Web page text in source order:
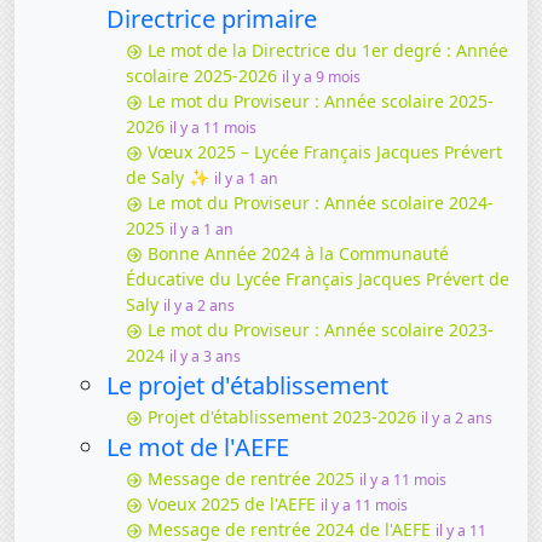
Directrice primaire
Le mot de la Directrice du 1er degré : Année
scolaire 2025-2026 il y a 9 mois
Le mot du Proviseur : Année scolaire 2025-
2026 il y a 11 mois
Vœux 2025 – Lycée Français Jacques Prévert
de Saly ✨ il y a 1 an
Le mot du Proviseur : Année scolaire 2024-
2025 il y a 1 an
Bonne Année 2024 à la Communauté
Éducative du Lycée Français Jacques Prévert de
Saly il y a 2 ans
Le mot du Proviseur : Année scolaire 2023-
2024 il y a 3 ans
Le projet d'établissement
Projet d'établissement 2023-2026 il y a 2 ans
Le mot de l'AEFE
Message de rentrée 2025 il y a 11 mois
Voeux 2025 de l'AEFE il y a 11 mois
Message de rentrée 2024 de l'AEFE il y a 11